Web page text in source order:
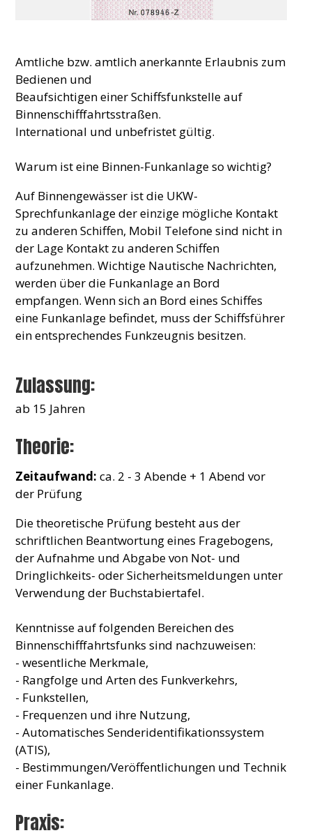
Amtliche bzw. amtlich anerkannte Erlaubnis zum
Bedienen und
Beaufsichtigen einer Schiffsfunkstelle auf
Binnenschifffahrtsstraßen.
International und unbefristet gültig.
Warum ist eine Binnen-Funkanlage so wichtig?
Auf Binnengewässer ist die UKW-
Sprechfunkanlage der einzige mögliche Kontakt
zu anderen Schiffen, Mobil Telefone sind nicht in
der Lage Kontakt zu anderen Schiffen
aufzunehmen. Wichtige Nautische Nachrichten,
werden über die Funkanlage an Bord
empfangen. Wenn sich an Bord eines Schiffes
eine Funkanlage befindet, muss der Schiffsführer
ein entsprechendes Funkzeugnis besitzen.
Zulassung:
ab 15 Jahren
Theorie:
Zeitaufwand: ca. 2 - 3 Abende + 1 Abend vor
der Prüfung
Die theoretische Prüfung besteht aus der
schriftlichen Beantwortung eines Fragebogens,
der Aufnahme und Abgabe von Not- und
Dringlichkeits- oder Sicherheitsmeldungen unter
Verwendung der Buchstabiertafel.
Kenntnisse auf folgenden Bereichen des
Binnenschifffahrtsfunks sind nachzuweisen:
- wesentliche Merkmale,
- Rangfolge und Arten des Funkverkehrs,
- Funkstellen,
- Frequenzen und ihre Nutzung,
- Automatisches Senderidentifikationssystem
(ATIS),
- Bestimmungen/Veröffentlichungen und Technik
einer Funkanlage.
Praxis: